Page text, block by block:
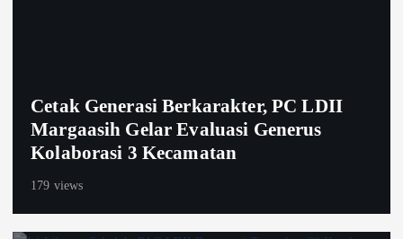
Cetak Generasi Berkarakter, PC LDII
Margaasih Gelar Evaluasi Generus
Kolaborasi 3 Kecamatan
179 views